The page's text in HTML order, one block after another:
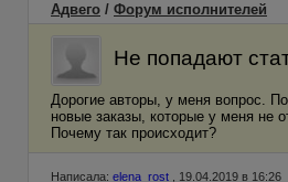
Адвего / Форум исполнителей
Не попадают
Дорогие авторы, у меня вопрос.
новые заказы, которые у меня не
Почему так происходит?
Написала: elena_rost , 19.04.2019 в 16:26